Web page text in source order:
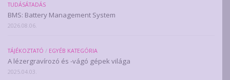
TUDÁSÁTADÁS
BMS: Battery Management System
2026.08.06.
TÁJÉKOZTATÓ / EGYÉB KATEGÓRIA
A lézergravírozó és -vágó gépek világa
2025.04.03.